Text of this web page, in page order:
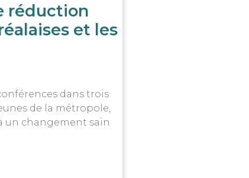
réduction
et les
dans trois
de la métropole,
un changement sain